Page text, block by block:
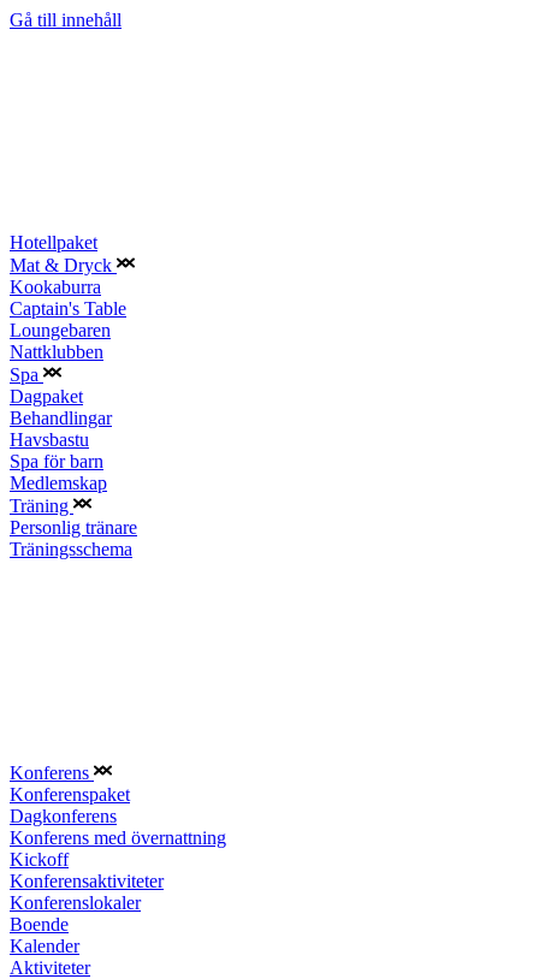
Gå till innehåll
Hotellpaket
Mat & Dryck
Kookaburra
Captain's Table
Loungebaren
Nattklubben
Spa
Dagpaket
Behandlingar
Havsbastu
Spa för barn
Medlemskap
Träning
Personlig tränare
Träningsschema
Konferens
Konferenspaket
Dagkonferens
Konferens med övernattning
Kickoff
Konferensaktiviteter
Konferenslokaler
Boende
Kalender
Aktiviteter